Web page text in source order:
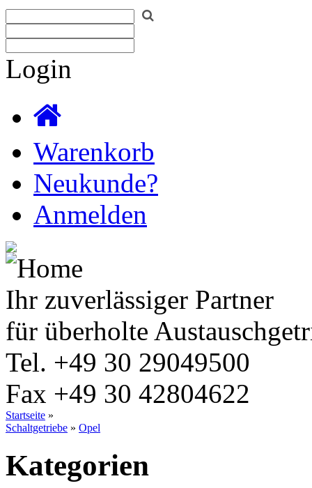
Login
Warenkorb
Neukunde?
Anmelden
Ihr zuverlässiger Partner
für überholte
Tel. +49 30 29049500
Fax +49 30 42804622
Startseite »
Schaltgetriebe » Opel
Kategorien